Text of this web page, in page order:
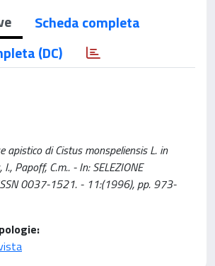
Scheda completa
(DC)
apistico di Cistus monspeliensis L. in
Papoff, C.m.. - In: SELEZIONE
0037-1521. - 11:(1996), pp. 973-